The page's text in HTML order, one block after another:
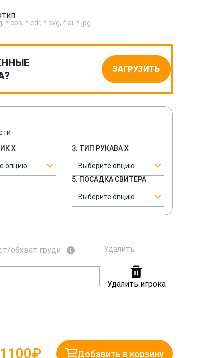
*.eps, *.cdr, *.svg, *.ai, *.jpg
ЗАГРУЗИТЬ
Х
опцию
3. ТИП РУКАВА Х
Выберите опцию
5. ПОСАДКА СВИТЕРА
Выберите опцию
обхват груди Удалить
Удалить игрока
1100₽ Добавить в корзину